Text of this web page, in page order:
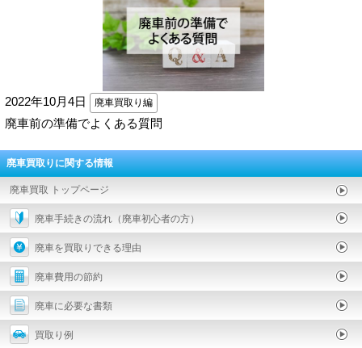
2022年10月4日 廃車買取り編
廃車前の準備でよくある質問
廃車買取りに関する情報
廃車買取 トップページ
廃車手続きの流れ（廃車初心者の方）
廃車を買取りできる理由
廃車費用の節約
廃車に必要な書類
買取り例